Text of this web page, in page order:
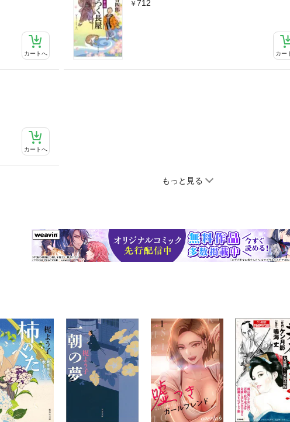
カートへ
712
カー
カートへ
もっと見る